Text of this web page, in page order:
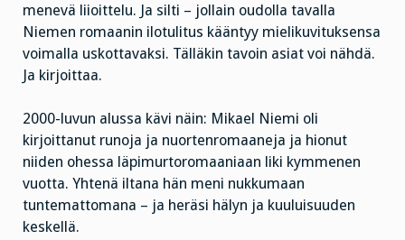
menevä liioittelu. Ja silti – jollain oudolla tavalla
Niemen romaanin ilotulitus kääntyy mielikuvituksensa
voimalla uskottavaksi. Tälläkin tavoin asiat voi nähdä.
Ja kirjoittaa.
2000-luvun alussa kävi näin: Mikael Niemi oli
kirjoittanut runoja ja nuortenromaaneja ja hionut
niiden ohessa läpimurtoromaaniaan liki kymmenen
vuotta. Yhtenä iltana hän meni nukkumaan
tuntemattomana – ja heräsi hälyn ja kuuluisuuden
keskellä.